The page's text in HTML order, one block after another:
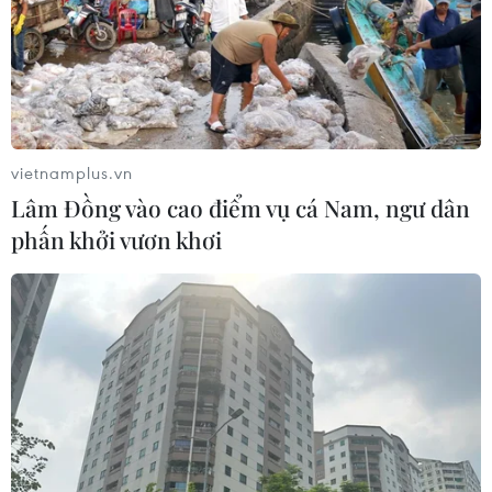
Trưng bày tư liệu “Chủ tịch Hồ Chí
Minh - Tổng tư lệnh Fidel Castro:
Nghĩa tình son sắt đặc biệt"
04/08/2026 06:06
Mỹ bắt đầu áp dụng chính sách ký
quỹ thị thực mới, ảnh hưởng tới hàng
chục nước
04/08/2026 01:25
25 bang của Mỹ kiện chính quyền
liên bang về chính sách thuế quan
mới
03/08/2026 23:34
vietnamplus.vn
Lâm Đồng vào cao điểm vụ cá Nam, ngư dân
phấn khởi vươn khơi